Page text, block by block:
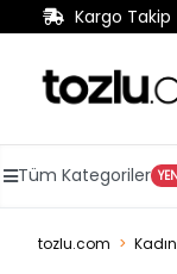
Kargo Takip
Tüm Kategoriler
tozlu.com